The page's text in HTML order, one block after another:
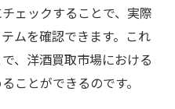
アム感を高める方法
を成功させる方法
につける方法
ための情報源
ェックすることで、実際
ムを確認できます。これ
、洋酒買取市場における
ことができるのです。